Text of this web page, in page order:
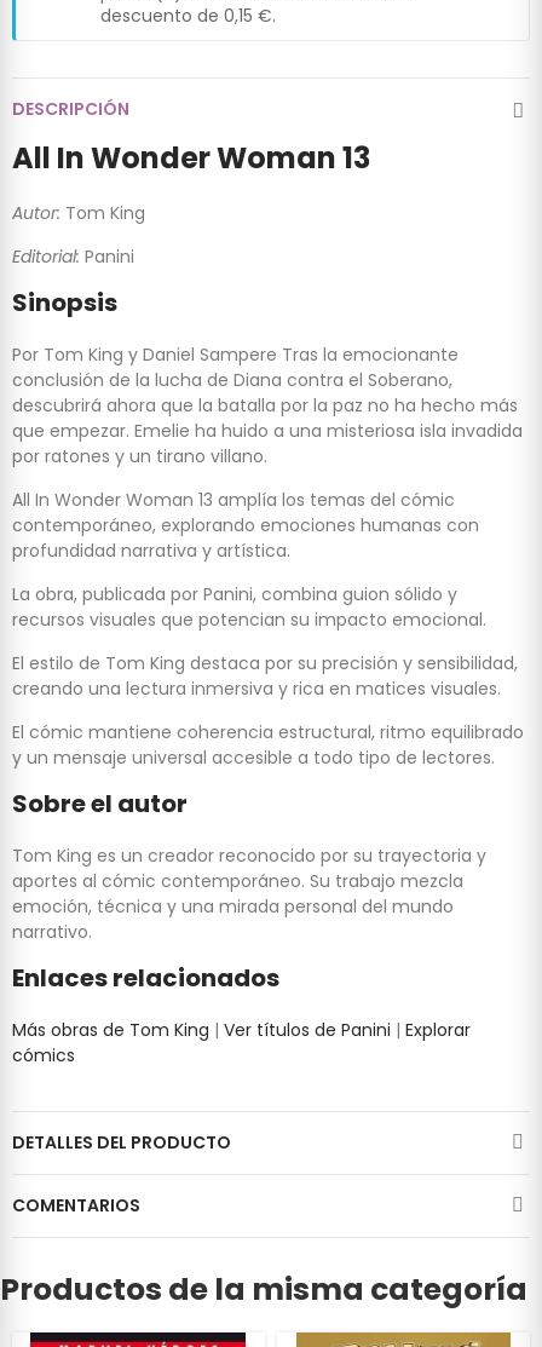
descuento de 0,15 €.
DESCRIPCIÓN
All In Wonder Woman 13
Autor: Tom King
Editorial: Panini
Sinopsis
Por Tom King y Daniel Sampere Tras la emocionante
conclusión de la lucha de Diana contra el Soberano,
descubrirá ahora que la batalla por la paz no ha hecho más
que empezar. Emelie ha huido a una misteriosa isla invadida
por ratones y un tirano villano.
All In Wonder Woman 13 amplía los temas del cómic
contemporáneo, explorando emociones humanas con
profundidad narrativa y artística.
La obra, publicada por Panini, combina guion sólido y
recursos visuales que potencian su impacto emocional.
El estilo de Tom King destaca por su precisión y sensibilidad,
creando una lectura inmersiva y rica en matices visuales.
El cómic mantiene coherencia estructural, ritmo equilibrado
y un mensaje universal accesible a todo tipo de lectores.
Sobre el autor
Tom King es un creador reconocido por su trayectoria y
aportes al cómic contemporáneo. Su trabajo mezcla
emoción, técnica y una mirada personal del mundo
narrativo.
Enlaces relacionados
Más obras de Tom King | Ver títulos de Panini | Explorar
cómics
DETALLES DEL PRODUCTO
COMENTARIOS
Productos de la misma categoría